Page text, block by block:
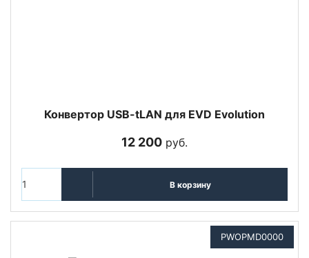
Конвертор USB-tLAN для EVD Evolution
12 200 руб.
В корзину
PWOPMD0000